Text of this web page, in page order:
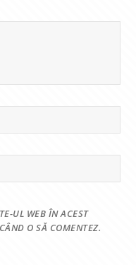
UL WEB ÎN ACEST
O SĂ COMENTEZ.